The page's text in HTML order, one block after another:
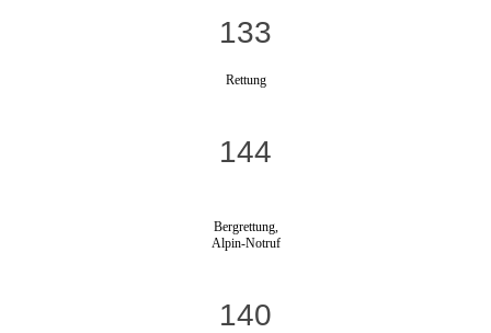
133
Rettung
144
Bergrettung,
Alpin-Notruf
140